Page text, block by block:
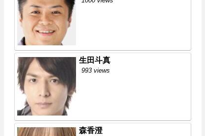
生田斗真
993 views
森香澄